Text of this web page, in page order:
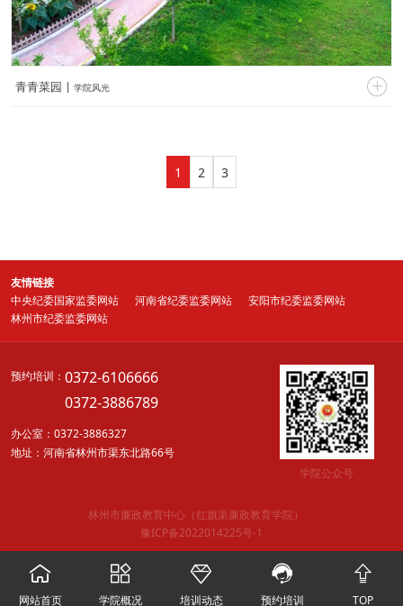
青青菜园 | 学院风光 
1 2 3
友情链接
中央纪委国家监委网站
河南省纪委监委网站
安阳市纪委监委网站
林州市纪委监委网站
预约培训： 0372-6106666
0372-3886789
办公室：0372-3886327
地址：河南省林州市渠东北路66号
学院公众号
林州市廉政教育中心（红旗渠廉政教育学院）
豫ICP备2022014225号-1

网站首页

学院概况

培训动态

预约培训

TOP